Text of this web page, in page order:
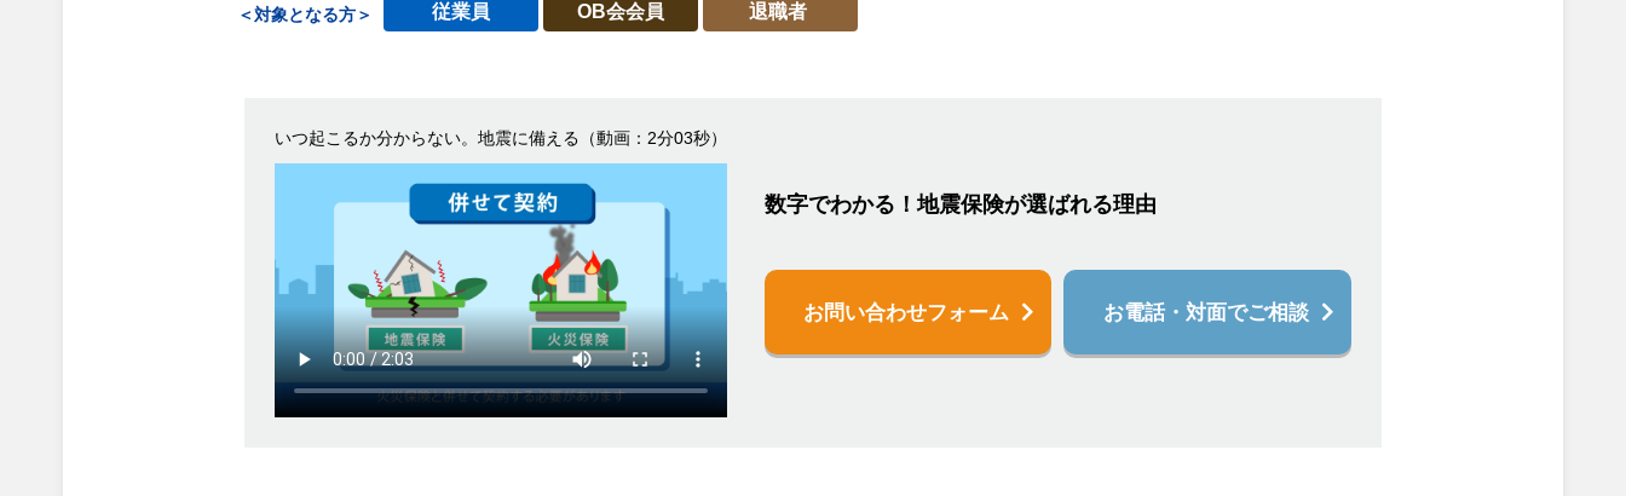
＜対象となる方＞ 従業員 OB会会員 退職者
いつ起こるか分からない。地震に備える （動画：2分03秒）
数字でわかる！地震保険が選ばれる理由
お問い合わせフォーム お電話・対面でご相談